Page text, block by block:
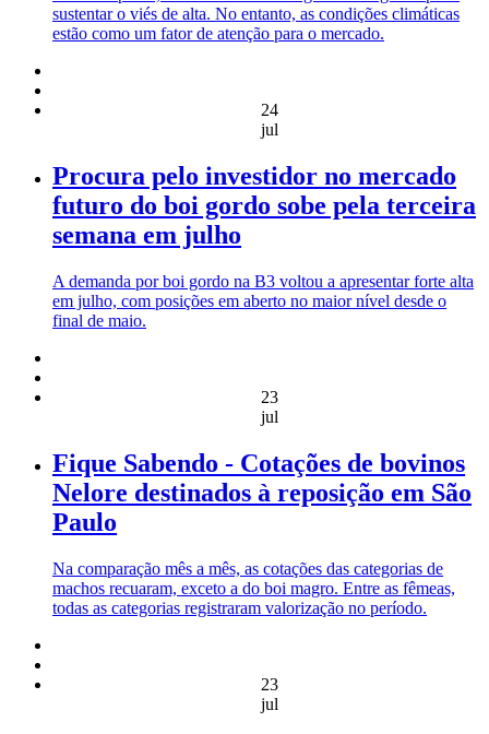
sustentar o viés de alta. No entanto, as condições climáticas
estão como um fator de atenção para o mercado.
24
jul
Procura pelo investidor no mercado
futuro do boi gordo sobe pela terceira
semana em julho
A demanda por boi gordo na B3 voltou a apresentar forte alta
em julho, com posições em aberto no maior nível desde o
final de maio.
23
jul
Fique Sabendo - Cotações de bovinos
Nelore destinados à reposição em São
Paulo
Na comparação mês a mês, as cotações das categorias de
machos recuaram, exceto a do boi magro. Entre as fêmeas,
todas as categorias registraram valorização no período.
23
jul